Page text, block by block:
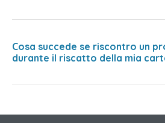
Cosa succede se riscontro un
durante il riscatto della mia